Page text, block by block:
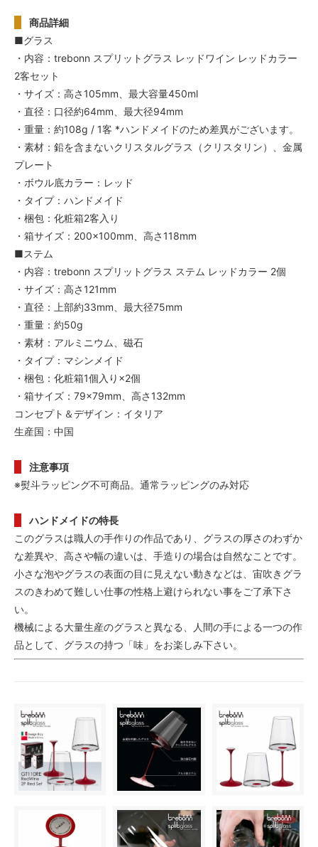
商品詳細
■グラス
・内容：trebonn スプリットグラス レッドワイン レッドカラー
2客セット
・サイズ：高さ105mm、最大容量450ml
・直径：口径約64mm、最大径94mm
・重量：約108g / 1客 *ハンドメイドのため差異がございます。
・素材：鉛を含まないクリスタルグラス（クリスタリン）、金属
プレート
・ボウル底カラー：レッド
・タイプ：ハンドメイド
・梱包：化粧箱2客入り
・箱サイズ：200×100mm、高さ118mm
■ステム
・内容：trebonn スプリットグラス ステム レッドカラー 2個
・サイズ：高さ121mm
・直径：上部約33mm、最大径75mm
・重量：約50g
・素材：アルミニウム、磁石
・タイプ：マシンメイド
・梱包：化粧箱1個入り×2個
・箱サイズ：79×79mm、高さ132mm
コンセプト＆デザイン：イタリア
生産国：中国
注意事項
※熨斗ラッピング不可商品。通常ラッピングのみ対応
ハンドメイドの特長
このグラスは職人の手作りの作品であり、グラスの厚さのわずか
な差異や、高さや幅の違いは、手造りの場合は自然なことです。
小さな泡やグラスの表面の目に見えない動きなどは、宙吹きグラ
スのきわめて難しい仕事の性格上避けられない事をご了承下さ
い。
機械による大量生産のグラスと異なる、人間の手による一つの作
品として、グラスの持つ「味」をお楽しみ下さい。